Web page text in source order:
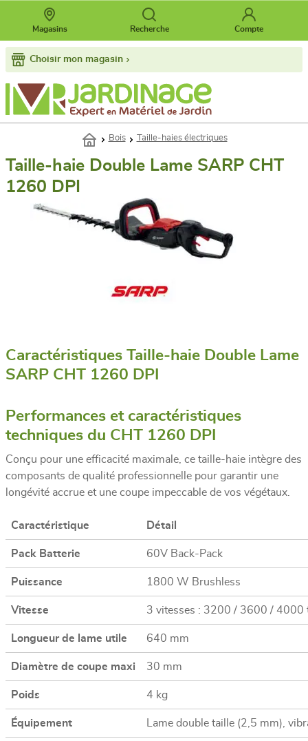
Choisir mon magasin
Magasins Recherche Compte
Bois Taille-haies électriques
Taille-haie Double Lame SARP CHT
1260 DPI
Caractéristiques Taille-haie Double Lame
SARP CHT 1260 DPI
Performances et caractéristiques
techniques du CHT 1260 DPI
Conçu pour une efficacité maximale, ce taille-haie intègre des
composants de qualité professionnelle pour garantir une
longévité accrue et une coupe impeccable de vos végétaux.
Caractéristique Détail
Pack Batterie 60V Back-Pack
Puissance 1800 W Brushless
Vitesse 3 vitesses : 3200 / 3600 / 4000
Longueur de lame utile 640 mm
Diamètre de coupe maxi 30 mm
Poids 4 kg
Équipement Lame double taille (2,5 mm),